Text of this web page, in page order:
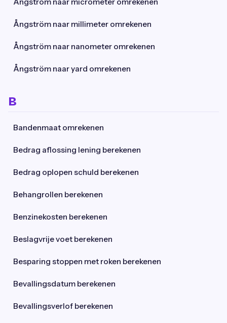
Ångström naar millimeter omrekenen
Ångström naar nanometer omrekenen
Ångström naar yard omrekenen
B
Bandenmaat omrekenen
Bedrag aflossing lening berekenen
Bedrag oplopen schuld berekenen
Behangrollen berekenen
Benzinekosten berekenen
Beslagvrije voet berekenen
Besparing stoppen met roken berekenen
Bevallingsdatum berekenen
Bevallingsverlof berekenen